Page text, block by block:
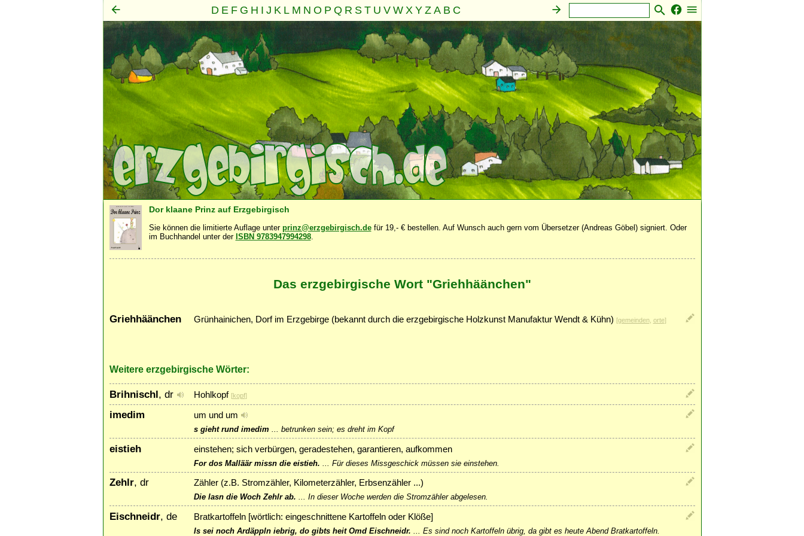
D E F G H I J K L M N O P Q R S T U V W X Y Z A B C
Mensch
Seele Geist · Familie Gemeinschaft· Nahrung · Natur·Sonstiges
Dor klaane Prinz auf Erzgebirgisch
Sie können die limitierte Auflage unter prinz@erzgebirgisch.defür 19,- € bestellen. Auf Wunsch auch gern vom Übersetzer (Andreas Göbel) signiert. Oder
im Buchhandel unter der ISBN 9783947994298.
Das erzgebirgische Wort "Griehhäänchen"
Griehhäänchen Grünhainichen, Dorf im Erzgebirge (bekannt durch die erzgebirgische Holzkunst Manufaktur Wendt & Kühn) [gemeinden, orte]
Weitere erzgebirgische Wörter:
Brihnischl, dr Hohlkopf [kopf]
imedim um und um
s gieht rund imedim ... betrunken sein; es dreht im Kopf
eistieh einstehen; sich verbürgen, geradestehen, garantieren, aufkommen
For dos Malläär missn die eistieh. Für dieses Missgeschick müssen sie einstehen.
Zehlr, dr Zähler (z.B. Stromzähler, Kilometerzähler, Erbsenzähler ...)
Die lasn die Woch Zehlr ab. ... In dieser Woche werden die Stromzähler abgelesen.
Eischneidr, de Bratkartoffeln [wörtlich: eingeschnittene Kartoffeln oder Klöße]
Is sei noch Ardäppln iebrig, do gibts heit Omd Eischneidr. ... Es sind noch Kartoffeln übrig, da gibt es heute Abend Bratkartoffeln.